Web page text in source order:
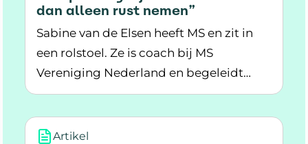
dan alleen rust nemen”
Sabine van de Elsen heeft MS en zit in
een rolstoel. Ze is coach bij MS
Vereniging Nederland en begeleidt
mensen met MS. Ze werkt als
gelijkheid op de werkvloer. Ook volgt ze
Lees meer over Ontspanning bij MS: “Het is
Artikel